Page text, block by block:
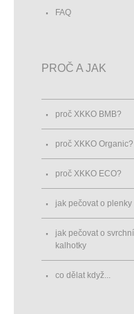
FAQ
PROČ A JAK
proč XKKO BMB?
proč XKKO Organic?
proč XKKO ECO?
jak pečovat o plenky
jak pečovat o svrchní
kalhotky
co dělat když...